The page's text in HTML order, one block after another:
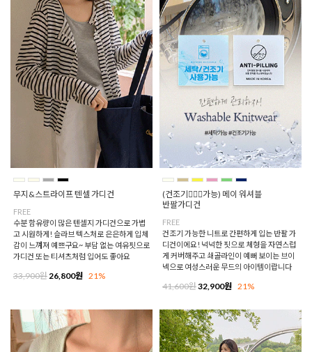
무지&스트라이프 텐셀 가디건
FREE
수분 함유량이 많은 텐셀지 가디건으로 가볍
고 시원하게! 슬라브 텍스처로 은은하게 입체
감이 느껴져 예쁘구요~ 부담 없는 여유핏으로
가디건 또는 티셔츠처럼 입어도 좋아요
33,900원 26,800원 21%
(건조기🙆🏻‍♀️가능) 메이 워셔블
반팔가디건
FREE
건조기 가능한 니트로 간편하게 입는 반팔 가
디건이에요! 넉넉한 핏으로 체형을 자연스럽
게 커버해주고 쇄골라인이 예뻐 보이는 브이
넥으로 여성스러운 무드의 아이템이랍니다
41,600원32,900원 21%